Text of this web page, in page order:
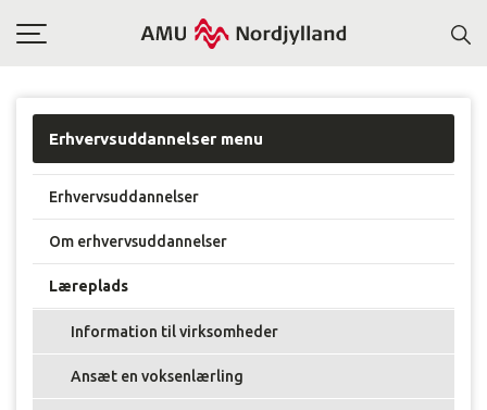
Toggle
Erhvervsuddannelser menu
Erhvervsuddannelser
Om erhvervsuddannelser
Læreplads
Information til virksomheder
Ansæt en voksenlærling